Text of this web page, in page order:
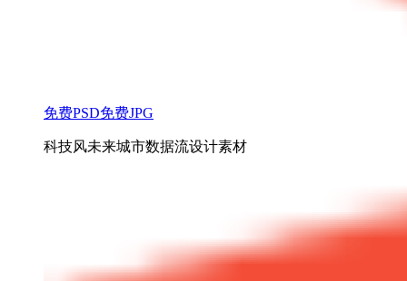
免费PSD免费JPG
科技风未来城市数据流设计素材